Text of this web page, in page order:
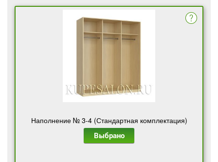
Наполнение № 3-4 (Стандартная комплектация)
Выбрано